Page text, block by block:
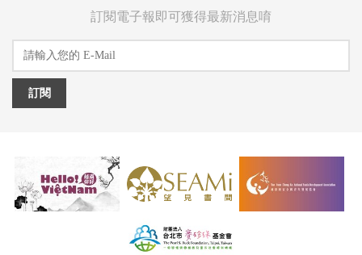
訂閱電子報即可獲得最新消息唷
訂閱